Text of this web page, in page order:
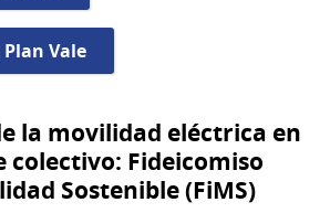
Vale
la movilidad eléctrica en
Fideicomiso
Sostenible (FiMS)